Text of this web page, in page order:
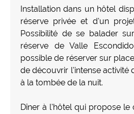
Installation dans un hôtel
réserve privée et d’un
Possibilité de se balader
réserve de Valle
possible de réserver sur
de découvrir l’intense
à la tombée de la nuit.
Dîner à l’hôtel qui propose